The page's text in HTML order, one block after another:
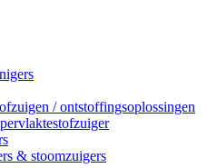
/ ontstoffingsoplossingen
& stoomzuigers